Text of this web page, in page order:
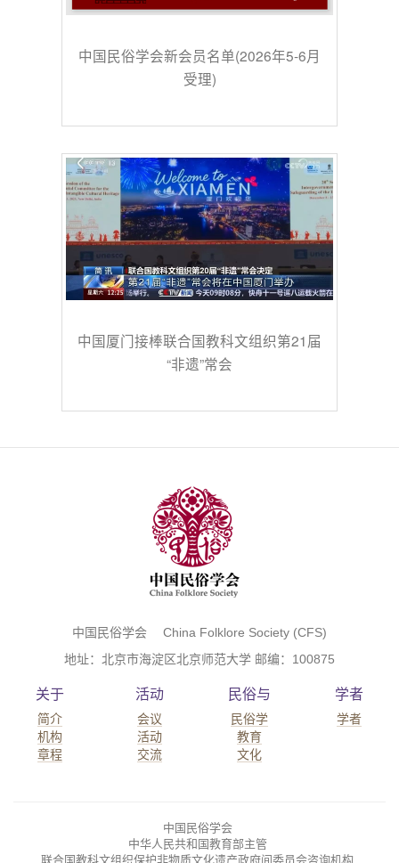
中国民俗学会新会员名单(2026年5-6月
受理)
中国厦门接棒联合国教科文组织第21届
“非遗”常会
中国民俗学会 China Folklore Society (CFS)
地址：北京市海淀区北京师范大学 邮编：100875
关于
简介
机构
章程
活动
会议
活动
交流
民俗与
民俗学
教育
文化
学者
学者
中国民俗学会
中华人民共和国教育部主管
联合国教科文组织保护非物质文化遗产政府间委员会咨询机构